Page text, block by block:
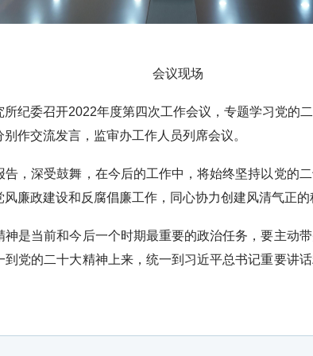
会议现场
所纪委召开2022年度第四次工作会议，专题学习党的
作交流发言，监审办工作人员列席会议。
，深受鼓舞，在今后的工作中，将始终坚持以党的
廉政建设和反腐倡廉工作，同心协力创建风清气正的
是当前和今后一个时期最重要的政治任务，要主动
党的二十大精神上来，统一到习近平总书记重要讲